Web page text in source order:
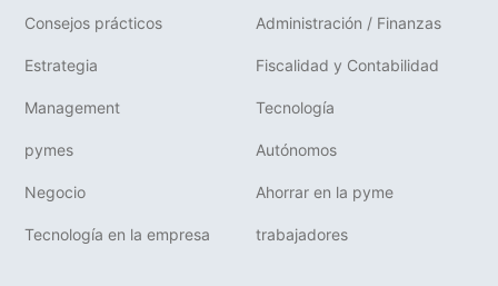
Consejos prácticos Administración / Finanzas
Estrategia Fiscalidad y Contabilidad
Management Tecnología
pymes Autónomos
Negocio Ahorrar en la pyme
Tecnología en la empresa trabajadores